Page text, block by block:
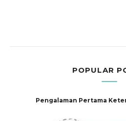
POPULAR
Pengalaman Pertama